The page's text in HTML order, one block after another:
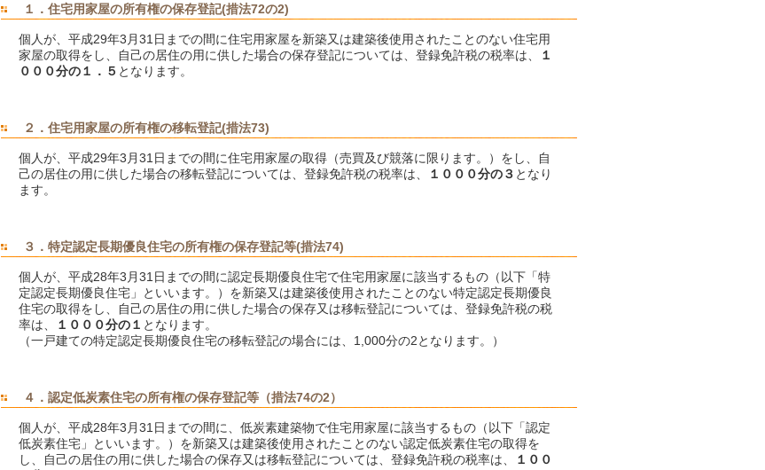
１．住宅用家屋の所有権の保存登記(措法72の2)
個人が、平成29年3月31日までの間に住宅用家屋を新築又は建築後使用されたことのない住宅用
家屋の取得をし、自己の居住の用に供した場合の保存登記については、登録免許税の税率は、
１
０００分の１．５ となります。
２．住宅用家屋の所有権の移転登記(措法73)
個人が、平成29年3月31日までの間に住宅用家屋の取得（売買及び競落に限ります。）をし、自
己の居住の用に供した場合の移転登記については、登録免許税の税率は、
１０００分の３ となり
ます。
３．特定認定長期優良住宅の所有権の保存登記等(措法74)
個人が、平成28年3月31日までの間に認定長期優良住宅で住宅用家屋に該当するもの（以下「特
定認定長期優良住宅」といいます。）を新築又は建築後使用されたことのない特定認定長期優良
住宅の取得をし、自己の居住の用に供した場合の保存又は移転登記については、登録免許税の税
率は、
１０００分の１ となります。
（一戸建ての特定認定長期優良住宅の移転登記の場合には、1,000分の2となります。）
４．認定低炭素住宅の所有権の保存登記等（措法74の2）
個人が、平成28年3月31日までの間に、低炭素建築物で住宅用家屋に該当するもの（以下「認定
低炭素住宅」といいます。）を新築又は建築後使用されたことのない認定低炭素住宅の取得を
し、自己の居住の用に供した場合の保存又は移転登記については、登録免許税の税率は、
１００